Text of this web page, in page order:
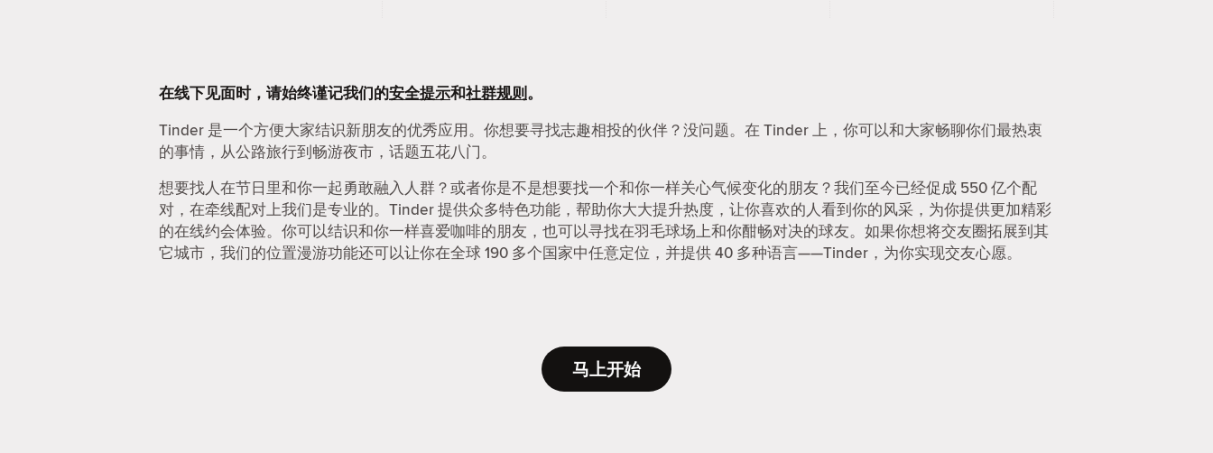
在线下见面时，请始终谨记我们的安全提示和社群规则。
Tinder 是一个方便大家结识新朋友的优秀应用。你想要寻找志趣相投的伙伴？没问题。在 Tinder 上，你可以和大家畅聊你们最热衷
的事情，从公路旅行到畅游夜市，话题五花八门。
想要找人在节日里和你一起勇敢融入人群？或者你是不是想要找一个和你一样关心气候变化的朋友？我们至今已经促成 550 亿个配
对，在牵线配对上我们是专业的。Tinder 提供众多特色功能，帮助你大大提升热度，让你喜欢的人看到你的风采，为你提供更加精彩
的在线约会体验。你可以结识和你一样喜爱咖啡的朋友，也可以寻找在羽毛球场上和你酣畅对决的球友。如果你想将交友圈拓展到其
它城市，我们的位置漫游功能还可以让你在全球 190 多个国家中任意定位，并提供 40 多种语言——Tinder，为你实现交友心愿。
马上开始